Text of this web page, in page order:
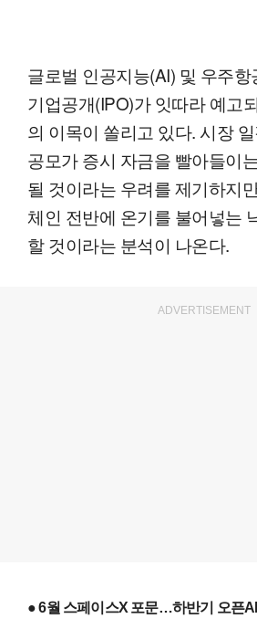
글로벌 인공지능(AI) 및 우주
기업공개(IPO)가 잇따라 예고
의 이목이 쏠리고 있다. 시장
공모가 증시 자금을 빨아들이는
될 것이라는 우려를 제기하지
체인 전반에 온기를 불어넣는
할 것이라는 분석이 나온다.
ADVERTISEMENT
● 6월 스페이스X 포문…하반기 오픈